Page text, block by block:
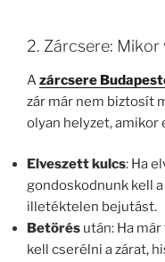
2. Zárcsere: Mikor
Azárcsere
zár már nem biztosít
olyan helyzet,
Elveszett kulcs: Ha
gondoskodnunk kell
illetéktelen bejutást.
Betörés után: Ha
kell cserélni a zárat,